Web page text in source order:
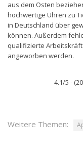
aus dem Osten
hochwertige Uhren zu
in Deutschland über
können. Außerdem
qualifizierte
angeworben werden.
4.1/5 -
Weitere Themen: